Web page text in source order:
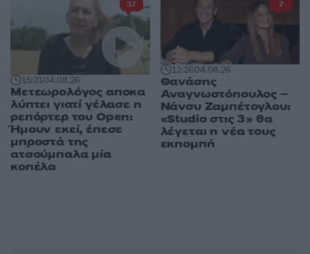
15:3104.08.26
Μετεωρολόγος αποκα
λύπτει γιατί γέλασε η
ρεπόρτερ του Open:
Ήμουν εκεί, έπεσε
μπροστά της
ατσούμπαλα μία
κοπέλα
37
12:2604.08.26
Θανάσης
Αναγνωστόπουλος –
Νάνσυ Ζαμπέτογλου:
«Studio στις 3» θα
λέγεται η νέα τους
εκπομπή
7